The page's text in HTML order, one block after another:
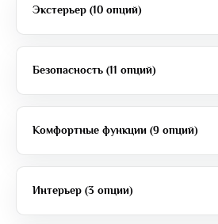
Экстерьер (10 опций)
Безопасность (11 опций)
Комфортные функции (9 опций)
Интерьер (3 опции)